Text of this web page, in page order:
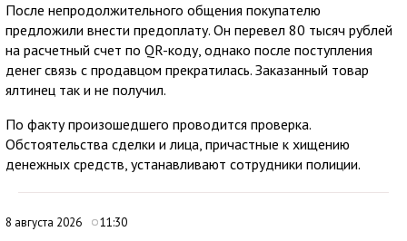
После непродолжительного общения покупателю
предложили внести предоплату. Он перевел 80 тысяч рублей
на расчетный счет по QR-коду, однако после поступления
денег связь с продавцом прекратилась. Заказанный товар
ялтинец так и не получил.
По факту произошедшего проводится проверка.
Обстоятельства сделки и лица, причастные к хищению
денежных средств, устанавливают сотрудники полиции.
8 августа 2026 11:30